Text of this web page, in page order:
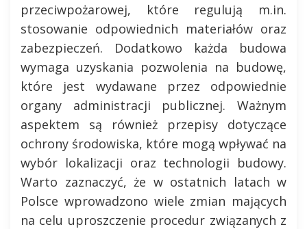
przeciwpożarowej, które regulują m.in.
stosowanie odpowiednich materiałów oraz
zabezpieczeń. Dodatkowo każda budowa
wymaga uzyskania pozwolenia na budowę,
które jest wydawane przez odpowiednie
organy administracji publicznej. Ważnym
aspektem są również przepisy dotyczące
ochrony środowiska, które mogą wpływać na
wybór lokalizacji oraz technologii budowy.
Warto zaznaczyć, że w ostatnich latach w
Polsce wprowadzono wiele zmian mających
na celu uproszczenie procedur związanych z